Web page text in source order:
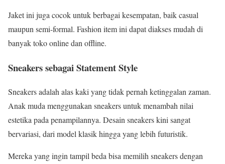
Jaket ini juga cocok untuk berbagai kesempatan, baik casual
maupun semi-formal. Fashion item ini dapat diakses mudah di
banyak toko online dan offline.
Sneakers sebagai Statement Style
Sneakers adalah alas kaki yang tidak pernah ketinggalan zaman.
Anak muda menggunakan sneakers untuk menambah nilai
estetika pada penampilannya. Desain sneakers kini sangat
bervariasi, dari model klasik hingga yang lebih futuristik.
Mereka yang ingin tampil beda bisa memilih sneakers dengan